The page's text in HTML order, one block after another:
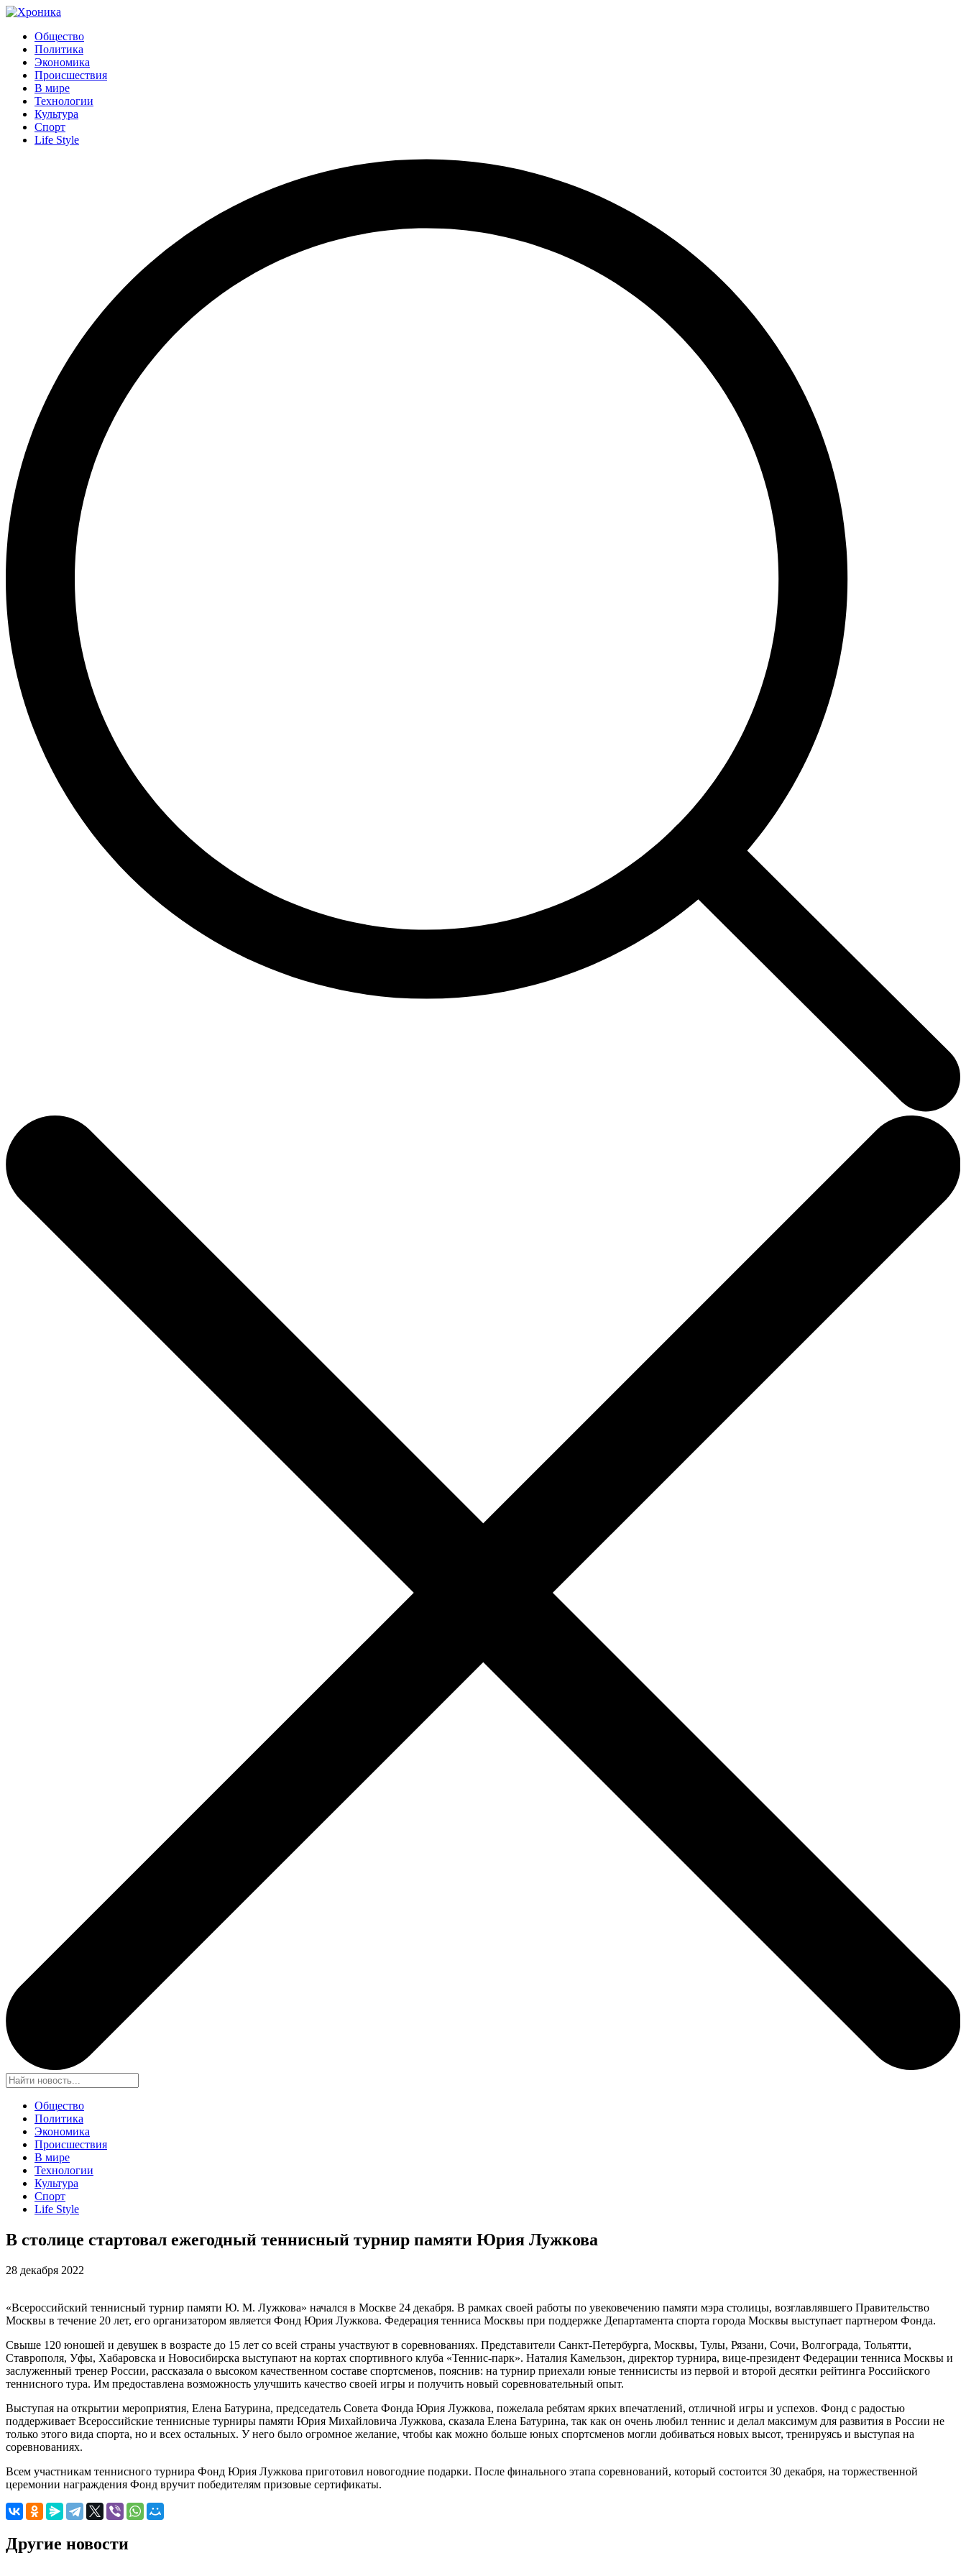
Общество
Политика
Экономика
Происшествия
В мире
Технологии
Культура
Спорт
Life Style
Общество
Политика
Экономика
Происшествия
В мире
Технологии
Культура
Спорт
Life Style
В столице стартовал ежегодный теннисный турнир памяти Юрия Лужкова
28 декабря 2022
«Всероссийский теннисный турнир памяти Ю. М. Лужкова» начался в Москве 24 декабря. В рамках своей работы по увековечению памяти мэра столицы, возглавлявшего Правительство
Москвы в течение 20 лет, его организатором является Фонд Юрия Лужкова. Федерация тенниса Москвы при поддержке Департамента спорта города Москвы выступает партнером Фонда.
Свыше 120 юношей и девушек в возрасте до 15 лет со всей страны участвуют в соревнованиях. Представители Санкт-Петербурга, Москвы, Тулы, Рязани, Сочи, Волгограда, Тольятти,
Ставрополя, Уфы, Хабаровска и Новосибирска выступают на кортах спортивного клуба «Теннис-парк». Наталия Камельзон, директор турнира, вице-президент Федерации тенниса Москвы и
заслуженный тренер России, рассказала о высоком качественном составе спортсменов, пояснив: на турнир приехали юные теннисисты из первой и второй десятки рейтинга Российского
теннисного тура. Им предоставлена возможность улучшить качество своей игры и получить новый соревновательный опыт.
Выступая на открытии мероприятия, Елена Батурина, председатель Совета Фонда Юрия Лужкова, пожелала ребятам ярких впечатлений, отличной игры и успехов. Фонд с радостью
поддерживает Всероссийские теннисные турниры памяти Юрия Михайловича Лужкова, сказала Елена Батурина, так как он очень любил теннис и делал максимум для развития в России не
только этого вида спорта, но и всех остальных. У него было огромное желание, чтобы как можно больше юных спортсменов могли добиваться новых высот, тренируясь и выступая на
соревнованиях.
Всем участникам теннисного турнира Фонд Юрия Лужкова приготовил новогодние подарки. После финального этапа соревнований, который состоится 30 декабря, на торжественной
церемонии награждения Фонд вручит победителям призовые сертификаты.
Другие новости